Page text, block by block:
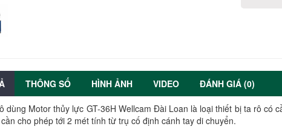
THÔNG SỐ HÌNH ẢNH VIDEO ĐÁNH GIÁ (0)
dùng Motor thủy lực GT-36H Wellcam Đài Loan là loại thiết bị ta rô có
cho phép tới 2 mét tính từ trụ cố định cánh tay di chuyển.